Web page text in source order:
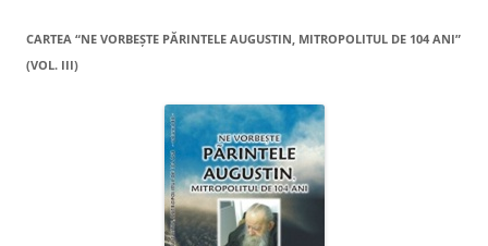
CARTEA “NE VORBEŞTE PĂRINTELE AUGUSTIN, MITROPOLITUL DE 104 ANI”
(VOL. III)